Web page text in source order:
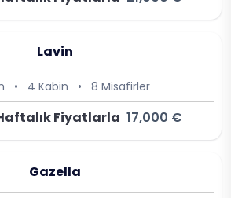
Lavin
• 4 Kabin • 8 Misafirler
Fiyatlarla 17,000 €
Gazella